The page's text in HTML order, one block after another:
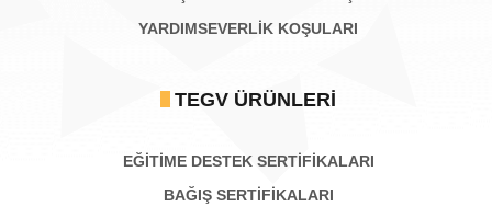
YARDIMSEVERLİK KOŞULARI
TEGV ÜRÜNLERI
EĞİTİME DESTEK SERTİFİKALARI
BAĞIŞ SERTIFIKALARI